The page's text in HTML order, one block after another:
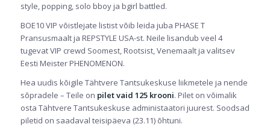
style, popping, solo bboy ja bgirl battled.
BOE10 VIP võistlejate listist võib leida juba PHASE T
Pransusmaalt ja REPSTYLE USA-st. Neile lisandub veel 4
tugevat VIP crewd Soomest, Rootsist, Venemaalt ja valitsev
Eesti Meister PHENOMENON.
Hea uudis kõigile Tähtvere Tantsukeskuse liikmetele ja nende
sõpradele – Teile on pilet vaid 125 krooni. Pilet on võimalik
osta Tähtvere Tantsukeskuse administaatori juurest. Soodsad
piletid on saadaval teisipäeva (23.11) õhtuni.